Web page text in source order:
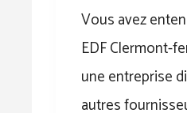
Vous avez
EDF Clermont-
une entreprise
autres